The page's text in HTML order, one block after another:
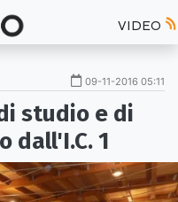
VIDEO
09-11-2016 05:11
studio e di
dall'I.C. 1